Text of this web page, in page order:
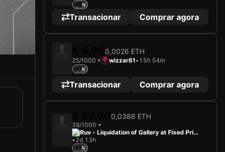
+8
Transacionar Comprar agora
0,0026 ETH
25/1000 • wizzar61• 15h 54m
+7
Transacionar Comprar agora
0,0386 ETH
38/1000 •
Ruv - Liquidation of Gallery at Fixed Price
s
•2d 13h
+7